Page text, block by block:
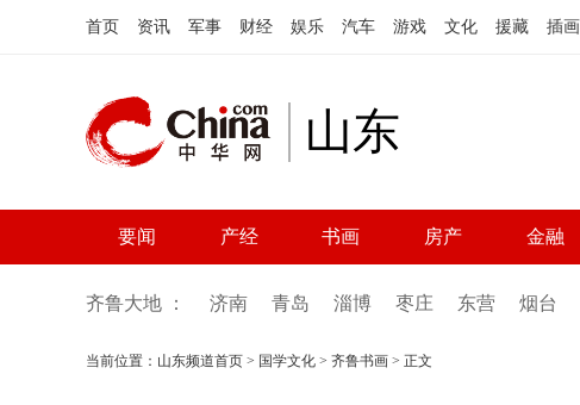
首页 资讯 军事 财经 娱乐 汽车 游戏 文化 援藏 插画
山东
要闻 产经 书画 房产 金融
齐鲁大地 ： 济南 青岛 淄博 枣庄 东营 烟台
当前位置： 山东频道首页 > 国学文化 > 齐鲁书画 > 正文